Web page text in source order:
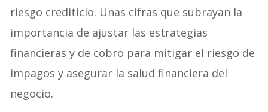
riesgo crediticio. Unas cifras que subrayan la
importancia de ajustar las estrategias
financieras y de cobro para mitigar el riesgo de
impagos y asegurar la salud financiera del
negocio.